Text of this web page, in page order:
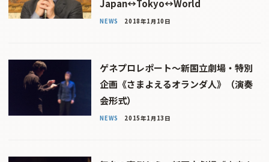
Japan↔Tokyo↔World
NEWS 2018年1月10日
ゲネプロレポート〜新国立劇場・特別
企画《さまよえるオランダ人》（演奏
会形式）
NEWS 2015年1月13日